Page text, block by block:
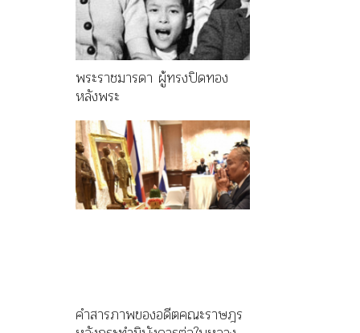
พระราชมารดา ผู้ทรงปิดทอง
หลังพระ
คำสารภาพของอดีตคณะราษฎร